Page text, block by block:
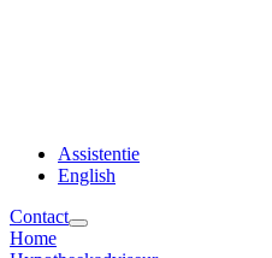
Assistentie
English
Contact
Home